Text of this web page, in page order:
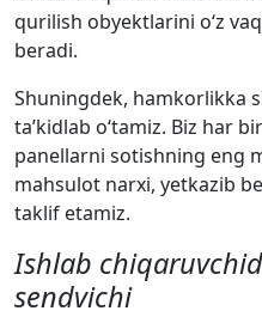
qurilish obyektlarini o‘z
beradi.
Shuningdek, hamkorlikka
ta’kidlab o‘tamiz. Biz har
panellarni sotishning eng
mahsulot narxi, yetkazib
taklif etamiz.
Ishlab
sendvichi